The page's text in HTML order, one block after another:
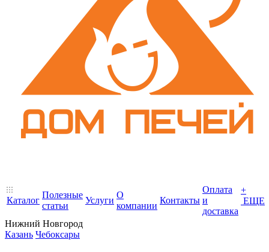
Каталог
Полезные
статьи
Услуги
О
компании
Контакты
Оплата
и
доставка
+
ЕЩЕ
Нижний Новгород
Казань Чебоксары